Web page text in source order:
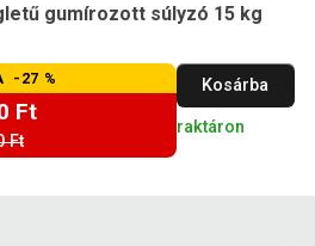
gumírozott súlyzó 15 kg
-27 %
Ft
Ft
Kosárba
raktáron